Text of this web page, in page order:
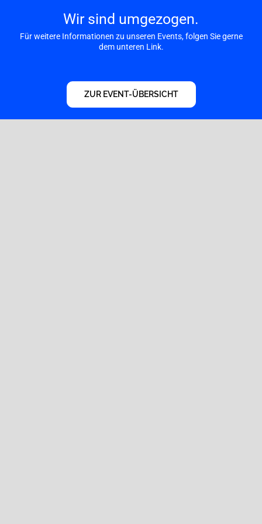
springen
Wir sind umgezogen.
Für weitere Informationen zu unseren Events, folgen Sie gerne
dem unteren Link.
ZUR EVENT-ÜBERSICHT